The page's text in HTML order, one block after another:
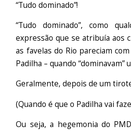
“Tudo dominado”!
“Tudo dominado”, como
expressão que se atribuía aos
as favelas do Rio pareciam
Padilha – quando “dominavam”
Geralmente, depois de um
(Quando é que o Padilha vai
Ou seja, a hegemonia do